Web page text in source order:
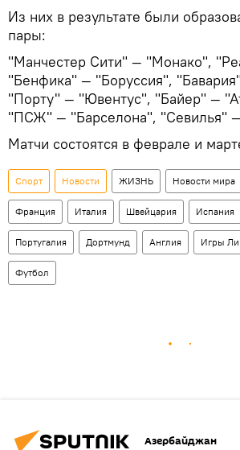
Из них в результате были
пары:
"Манчестер Сити" — "Монако",
"Бенфика" — "Боруссия",
"Порту" — "Ювентус", "Байер" —
"ПСЖ" — "Барселона", "Севилья"
Матчи состоятся в феврале и
Спорт Новости ЖИЗНЬ Новости мира
Франция Италия Швейцария Испания
Португалия Дортмунд Англия Игры
Футбол
Азербайджан